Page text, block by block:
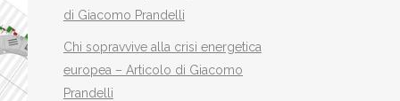
di Giacomo Prandelli
Chi sopravvive alla crisi energetica
europea – Articolo di Giacomo
Prandelli